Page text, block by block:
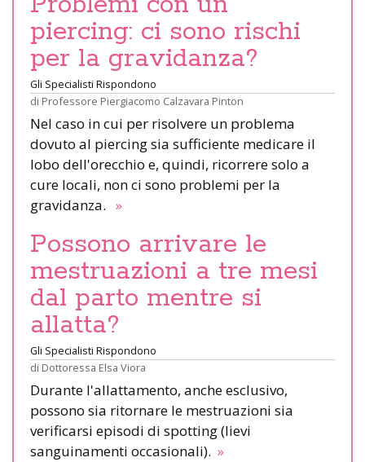
piercing: ci sono rischi
per la gravidanza?
Gli Specialisti Rispondono
di Professore Piergiacomo Calzavara Pinton
Nel caso in cui per risolvere un problema
dovuto al piercing sia sufficiente medicare il
lobo dell'orecchio e, quindi, ricorrere solo a
cure locali, non ci sono problemi per la
gravidanza. »
Possono arrivare le
mestruazioni a tre mesi
dal parto mentre si
allatta?
Gli Specialisti Rispondono
di Dottoressa Elsa Viora
Durante l'allattamento, anche esclusivo,
possono sia ritornare le mestruazioni sia
verificarsi episodi di spotting (lievi
sanguinamenti occasionali). »